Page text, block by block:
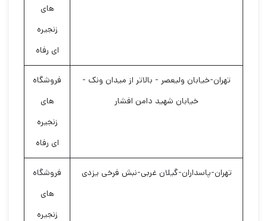
های
زنجیره
ای رفاه
تهران-خیابان ولیعصر - بالاتر از میدان ونک -
خیابان شهید دامن افشار
فروشگاه
های
زنجیره
ای رفاه
تهران-پاسداران-گیلان غربی-نبش فرخی یزدی
فروشگاه
های
زنجیره